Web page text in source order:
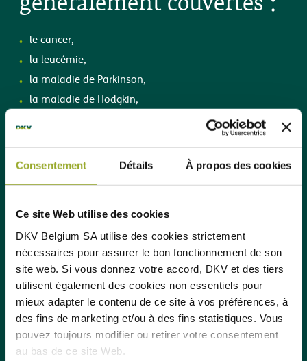
Consentement Détails À propos des cookies
Ce site Web utilise des cookies
DKV Belgium SA utilise des cookies strictement
nécessaires pour assurer le bon fonctionnement de son
site web. Si vous donnez votre accord, DKV et des tiers
utilisent également des cookies non essentiels pour
mieux adapter le contenu de ce site à vos préférences, à
des fins de marketing et/ou à des fins statistiques. Vous
pouvez toujours modifier ou retirer votre consentement
au bas de ce site Web.
le cancer,
la leucémie,
la maladie de Parkinson,
la maladie de Hodgkin,
la maladie d’Alzheimer,
la tuberculose,
la sclérose en plaques,
la sclérose latérale amyotrophique,
la poliomyélite,
les dystrophies musculaires progressives,
l’encéphalite,
le tétanos,